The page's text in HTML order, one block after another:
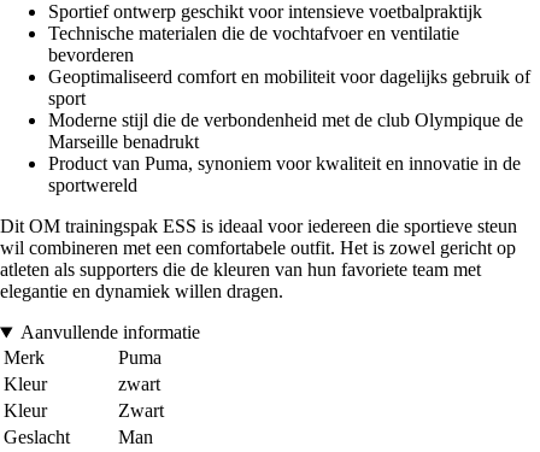
Sportief ontwerp geschikt voor intensieve voetbalpraktijk
Technische materialen die de vochtafvoer en ventilatie
bevorderen
Geoptimaliseerd comfort en mobiliteit voor dagelijks gebruik of
sport
Moderne stijl die de verbondenheid met de club Olympique de
Marseille benadrukt
Product van Puma, synoniem voor kwaliteit en innovatie in de
sportwereld
Dit OM trainingspak ESS is ideaal voor iedereen die sportieve steun
wil combineren met een comfortabele outfit. Het is zowel gericht op
atleten als supporters die de kleuren van hun favoriete team met
elegantie en dynamiek willen dragen.
Aanvullende informatie
Merk
Puma
Kleur
zwart
Kleur
Zwart
Geslacht
Man